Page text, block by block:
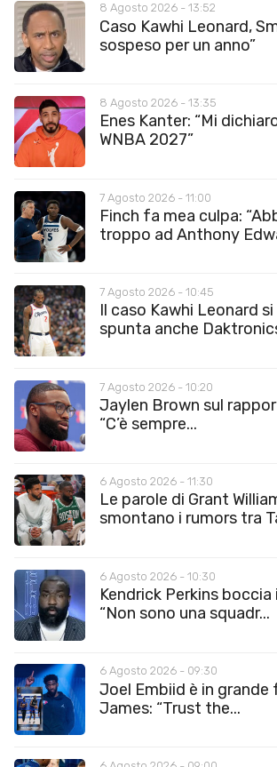
8 Agosto 2026 - 13:52
Caso Kawhi Leonard,
sospeso per un anno”
8 Agosto 2026 - 13:35
Enes Kanter: “Mi
WNBA 2027”
7 Agosto 2026 - 11:00
Finch fa mea culpa:
troppo ad Anthony
7 Agosto 2026 - 10:45
Il caso Kawhi Leonard si
spunta anche
7 Agosto 2026 - 10:20
Jaylen Brown sul
“C’è sempre...
6 Agosto 2026 - 11:30
Le parole di Grant
smontano i rumors tra
6 Agosto 2026 - 10:30
Kendrick Perkins boccia
“Non sono una squadr...
6 Agosto 2026 - 09:30
Joel Embiid è in grande
James: “Trust the...